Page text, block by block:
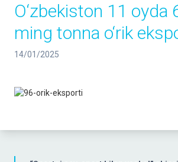
O‘zbekiston 11 oyda
ming tonna o‘rik
14/01/2025